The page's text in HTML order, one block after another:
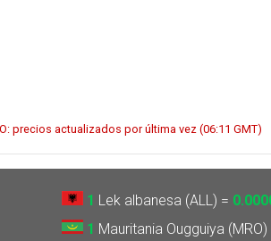
precios actualizados por última vez (06:11 GMT)
1 Lek albanesa (ALL) =
1 Mauritania Ougguiya (MRO)